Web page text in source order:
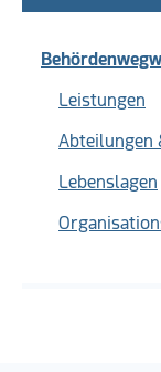
Leistungen
Abteilungen
Lebenslagen